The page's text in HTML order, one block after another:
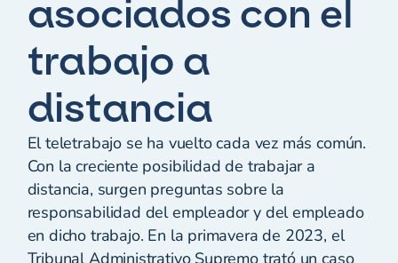
asociados con el
trabajo a
distancia
El teletrabajo se ha vuelto cada vez más común.
Con la creciente posibilidad de trabajar a
distancia, surgen preguntas sobre la
responsabilidad del empleador y del empleado
en dicho trabajo. En la primavera de 2023, el
Tribunal Administrativo Supremo trató un caso